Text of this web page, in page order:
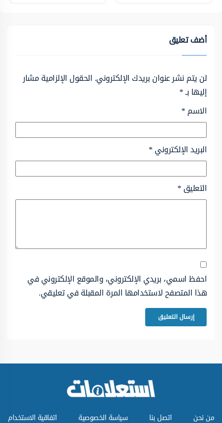
أضف تعليق
لن يتم نشر عنوان بريدك الإلكتروني. الحقول الإلزامية مشار
إليها بـ*
الاسم*
البريد الإلكتروني*
التعليق*
احفظ اسمي، بريدي الإلكتروني، والموقع الإلكتروني في
هذا المتصفح لاستخدامها المرة المقبلة في تعليقي.
من نحن اتصل بنا سياسة الخصوصية اتفاقية الاستخدام